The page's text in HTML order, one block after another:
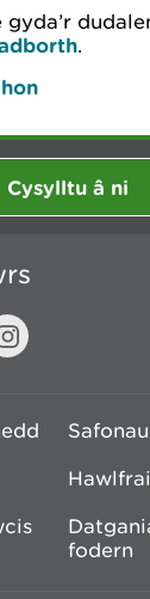
gyda’r
.
Cysylltu â ni
fodern